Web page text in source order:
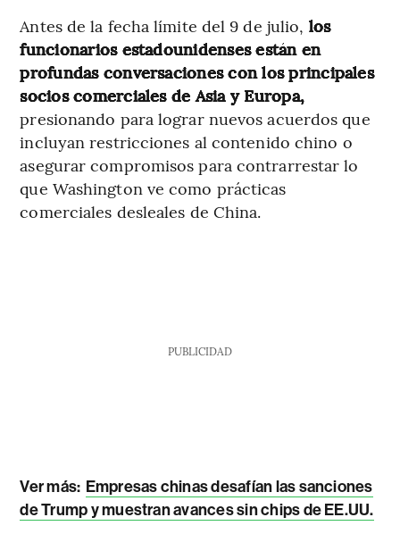
Antes de la fecha límite del 9 de julio, los
funcionarios estadounidenses están en
profundas conversaciones con los principales
socios comerciales de Asia y Europa,
presionando para lograr nuevos acuerdos que
incluyan restricciones al contenido chino o
asegurar compromisos para contrarrestar lo
que Washington ve como prácticas
comerciales desleales de China.
PUBLICIDAD
Ver más: Empresas chinas desafían las sanciones
de Trump y muestran avances sin chips de EE.UU.